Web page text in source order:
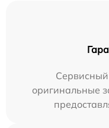
Сервисный
оригинальные